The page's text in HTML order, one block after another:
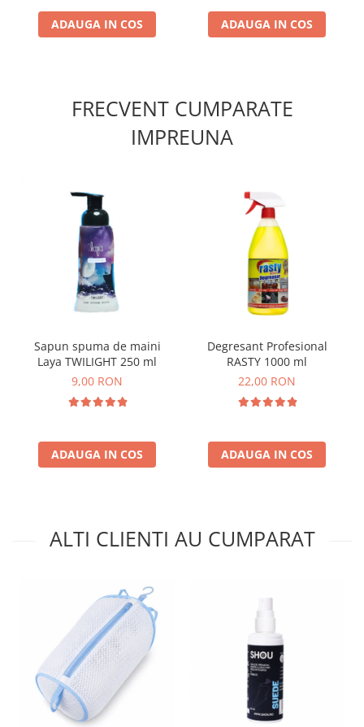
ADAUGA IN COS ADAUGA IN COS
FRECVENT CUMPARATE
IMPREUNA
Sapun spuma de maini
Laya TWILIGHT 250 ml
9,00 RON
ADAUGA IN COS
Degresant Profesional
RASTY 1000 ml
22,00 RON
ADAUGA IN COS
ALTI CLIENTI AU CUMPARAT